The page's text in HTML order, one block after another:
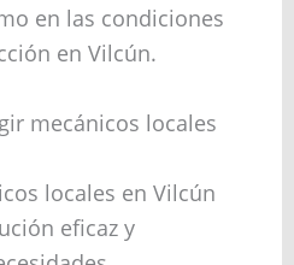
en las condiciones
en Vilcún.
mecánicos locales
locales en Vilcún
eficaz y